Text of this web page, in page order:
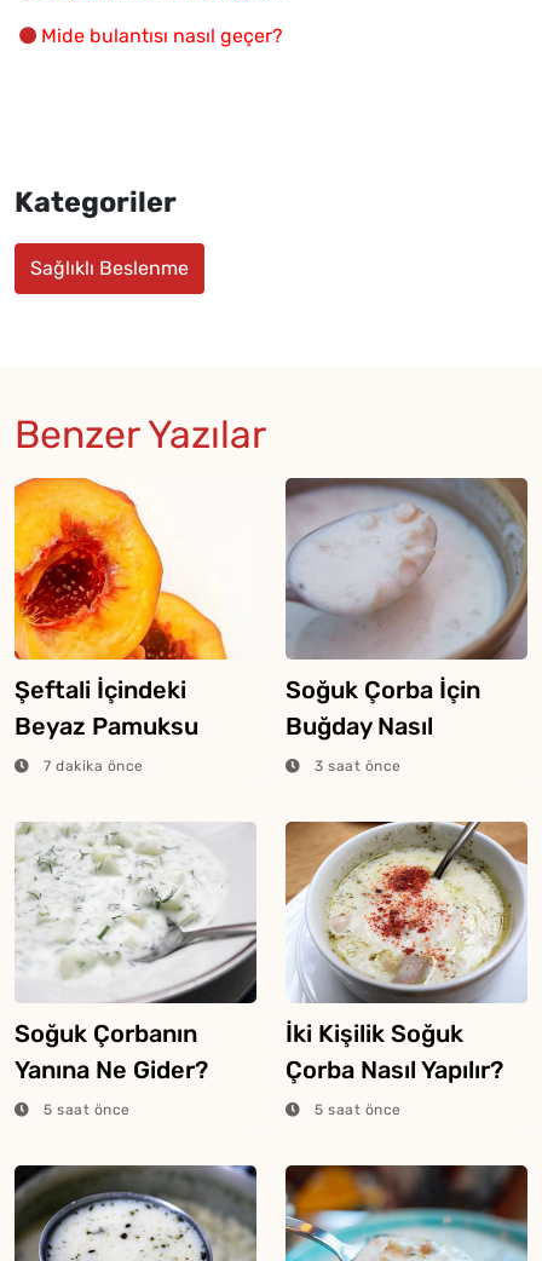
Mide bulantısı nasıl geçer?
Kategoriler
Sağlıklı Beslenme
Benzer Yazılar
Şeftali İçindeki
Beyaz Pamuksu
Dokunun Sebebi
7 dakika önce
Soğuk Çorba İçin
Buğday Nasıl
Haşlanır?
3 saat önce
Soğuk Çorbanın
Yanına Ne Gider?
5 saat önce
İki Kişilik Soğuk
Çorba Nasıl Yapılır?
5 saat önce